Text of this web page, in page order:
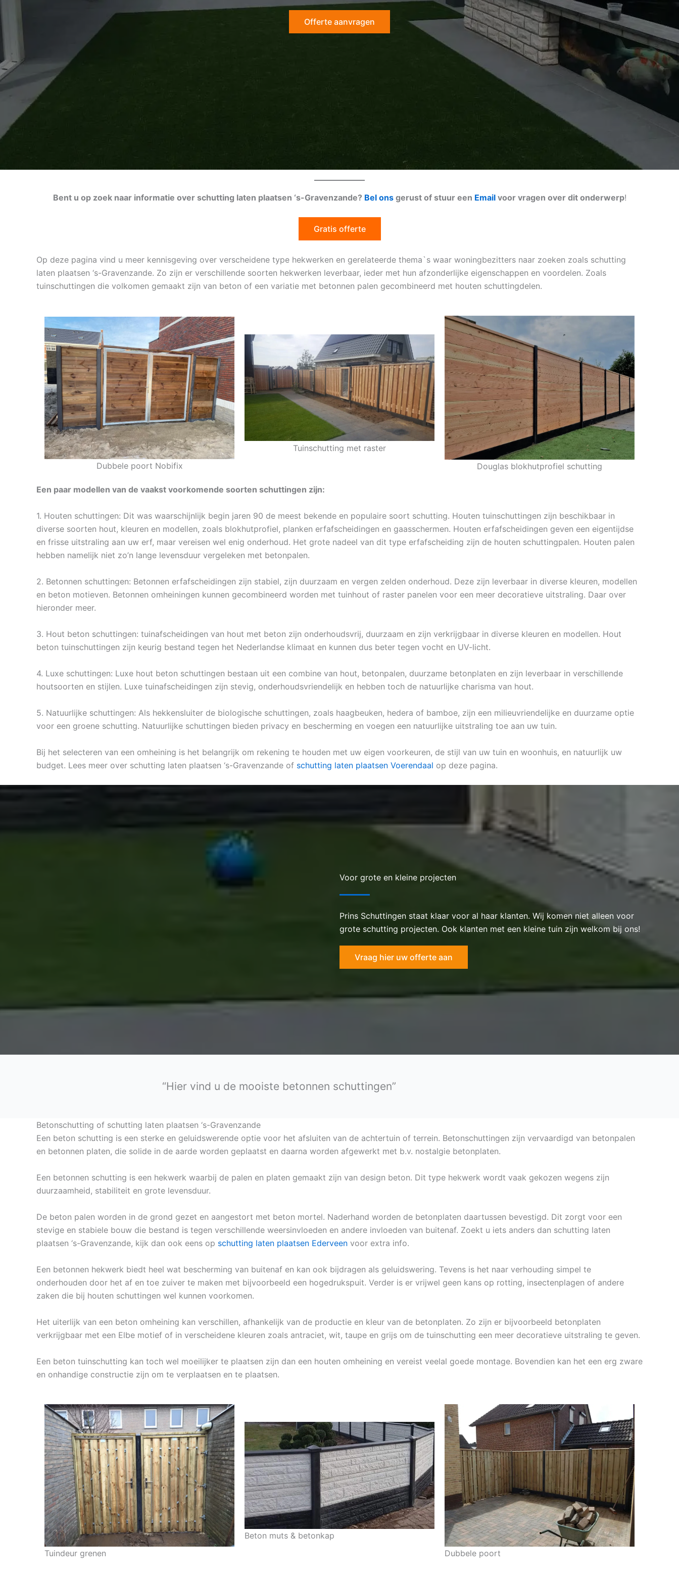
Offerte aanvragen
Bent u op zoek naar informatie over schutting laten plaatsen ‘s-Gravenzande? Bel onsgerust of stuur een Emailvoor vragen over dit onderwerp!
Gratis offerte
Op deze pagina vind u meer kennisgeving over verscheidene type hekwerken en gerelateerde thema`s waar woningbezitters naar zoeken zoals schutting
laten plaatsen ‘s-Gravenzande. Zo zijn er verschillende soorten hekwerken leverbaar, ieder met hun afzonderlijke eigenschappen en voordelen. Zoals
tuinschuttingen die volkomen gemaakt zijn van beton of een variatie met betonnen palen gecombineerd met houten schuttingdelen.
Dubbele poort Nobifix
Tuinschutting met raster
Douglas blokhutprofiel schutting
Een paar modellen van de vaakst voorkomende soorten schuttingen zijn:
1. Houten schuttingen: Dit was waarschijnlijk begin jaren 90 de meest bekende en populaire soort schutting. Houten tuinschuttingen zijn beschikbaar in
diverse soorten hout, kleuren en modellen, zoals blokhutprofiel, planken erfafscheidingen en gaasschermen. Houten erfafscheidingen geven een eigentijdse
en frisse uitstraling aan uw erf, maar vereisen wel enig onderhoud. Het grote nadeel van dit type erfafscheiding zijn de houten schuttingpalen. Houten palen
hebben namelijk niet zo’n lange levensduur vergeleken met betonpalen.
2. Betonnen schuttingen: Betonnen erfafscheidingen zijn stabiel, zijn duurzaam en vergen zelden onderhoud. Deze zijn leverbaar in diverse kleuren, modellen
en beton motieven. Betonnen omheiningen kunnen gecombineerd worden met tuinhout of raster panelen voor een meer decoratieve uitstraling. Daar over
hieronder meer.
3. Hout beton schuttingen: tuinafscheidingen van hout met beton zijn onderhoudsvrij, duurzaam en zijn verkrijgbaar in diverse kleuren en modellen. Hout
beton tuinschuttingen zijn keurig bestand tegen het Nederlandse klimaat en kunnen dus beter tegen vocht en UV-licht.
4. Luxe schuttingen: Luxe hout beton schuttingen bestaan uit een combine van hout, betonpalen, duurzame betonplaten en zijn leverbaar in verschillende
houtsoorten en stijlen. Luxe tuinafscheidingen zijn stevig, onderhoudsvriendelijk en hebben toch de natuurlijke charisma van hout.
5. Natuurlijke schuttingen: Als hekkensluiter de biologische schuttingen, zoals haagbeuken, hedera of bamboe, zijn een milieuvriendelijke en duurzame optie
voor een groene schutting. Natuurlijke schuttingen bieden privacy en bescherming en voegen een natuurlijke uitstraling toe aan uw tuin.
Bij het selecteren van een omheining is het belangrijk om rekening te houden met uw eigen voorkeuren, de stijl van uw tuin en woonhuis, en natuurlijk uw
budget. Lees meer over schutting laten plaatsen ‘s-Gravenzande of schutting laten plaatsen Voerendaal op deze pagina.
Voor grote en kleine projecten
Prins Schuttingen staat klaar voor al haar klanten. Wij komen niet alleen voor
grote schutting projecten. Ook klanten met een kleine tuin zijn welkom bij ons!
Vraag hier uw offerte aan
“Hier vind u de mooiste betonnen schuttingen”
Betonschutting of schutting laten plaatsen ‘s-Gravenzande
Een beton schutting is een sterke en geluidswerende optie voor het afsluiten van de achtertuin of terrein. Betonschuttingen zijn vervaardigd van betonpalen
en betonnen platen, die solide in de aarde worden geplaatst en daarna worden afgewerkt met b.v. nostalgie betonplaten.
Een betonnen schutting is een hekwerk waarbij de palen en platen gemaakt zijn van design beton. Dit type hekwerk wordt vaak gekozen wegens zijn
duurzaamheid, stabiliteit en grote levensduur.
De beton palen worden in de grond gezet en aangestort met beton mortel. Naderhand worden de betonplaten daartussen bevestigd. Dit zorgt voor een
stevige en stabiele bouw die bestand is tegen verschillende weersinvloeden en andere invloeden van buitenaf. Zoekt u iets anders dan schutting laten
plaatsen ‘s-Gravenzande, kijk dan ook eens op schutting laten plaatsen Ederveen voor extra info.
Een betonnen hekwerk biedt heel wat bescherming van buitenaf en kan ook bijdragen als geluidswering. Tevens is het naar verhouding simpel te
onderhouden door het af en toe zuiver te maken met bijvoorbeeld een hogedrukspuit. Verder is er vrijwel geen kans op rotting, insectenplagen of andere
zaken die bij houten schuttingen wel kunnen voorkomen.
Het uiterlijk van een beton omheining kan verschillen, afhankelijk van de productie en kleur van de betonplaten. Zo zijn er bijvoorbeeld betonplaten
verkrijgbaar met een Elbe motief of in verscheidene kleuren zoals antraciet, wit, taupe en grijs om de tuinschutting een meer decoratieve uitstraling te geven.
Een beton tuinschutting kan toch wel moeilijker te plaatsen zijn dan een houten omheining en vereist veelal goede montage. Bovendien kan het een erg zware
en onhandige constructie zijn om te verplaatsen en te plaatsen.
Tuindeur grenen
Beton muts & betonkap
Dubbele poort